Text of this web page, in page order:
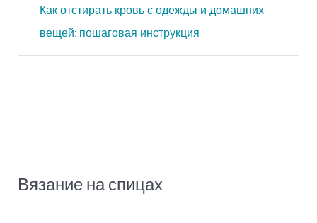
Как отстирать кровь с одежды и домашних
вещей: пошаговая инструкция
Вязание на спицах